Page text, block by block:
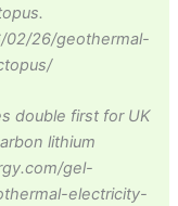
02/26/geothermal-
double first for UK
lithium
gel-
electricity-